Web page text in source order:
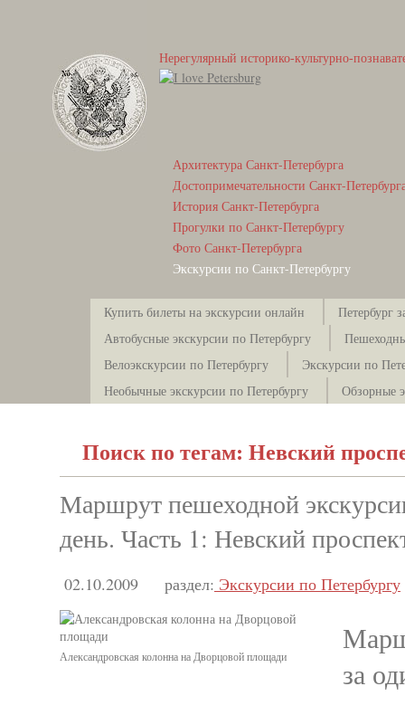
Нерегулярный историко-культурно-
Архитектура Санкт-Петербурга
Достопримечательности Санкт-
История Санкт-Петербурга
Прогулки по Санкт-Петербургу
Фото Санкт-Петербурга
Экскурсии по Санкт-Петербургу
Купить билеты на экскурсии онлайн
Петербург
Автобусные экскурсии по Петербургу
Велоэкскурсии по Петербургу
Экскурсии по
Необычные экскурсии по Петербургу
Обзорные
Поиск по тегам: Невский
Маршрут пешеходной
день. Часть 1: Невский
02.10.2009 раздел: Экскурсии по Петербургу
Александровская колонна на Дворцовой площади
за